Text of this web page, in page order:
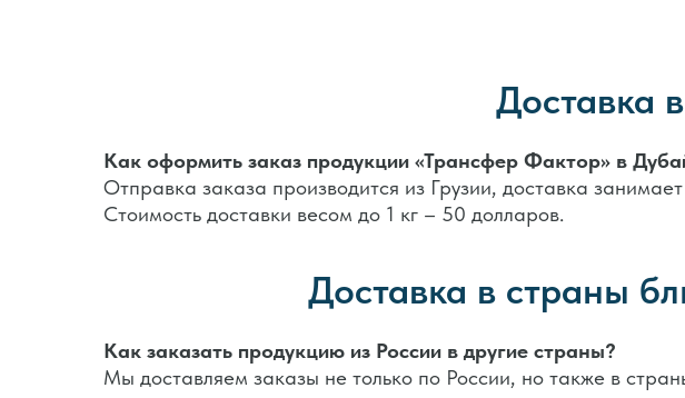
Как заказать продукцию из России в другие страны?
Мы доставляем заказы не только по России, но также в
Доставка в страны
Доставка
Как оформить заказ продукции «Трансфер Фактор» в
Отправка заказа производится из Грузии, доставка
Стоимость доставки весом до 1 кг – 50 долларов.